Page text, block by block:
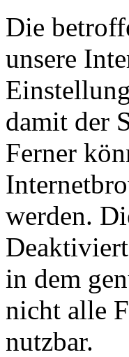
Die
unsere
damit der
Ferner
werden.
in dem
nicht alle
nutzbar.